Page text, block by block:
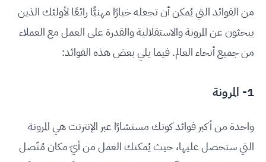
من الفوائد التي يُمكن أن تجعله خيارًا مهنيًّا رائعًا لأولئك الذين
يبحثون عن المرونة والاستقلالية والقدرة على العمل مع العملاء
من جميع أنحاء العالم. فيما يلي بعض هذه الفوائد:
1- المرونة
واحدة من أكبر فوائد كونك مستشارًا عبر الإنترنت هي المرونة
التي ستحصل عليها، حيث يُمكنك العمل من أيّ مكان مُتّصل